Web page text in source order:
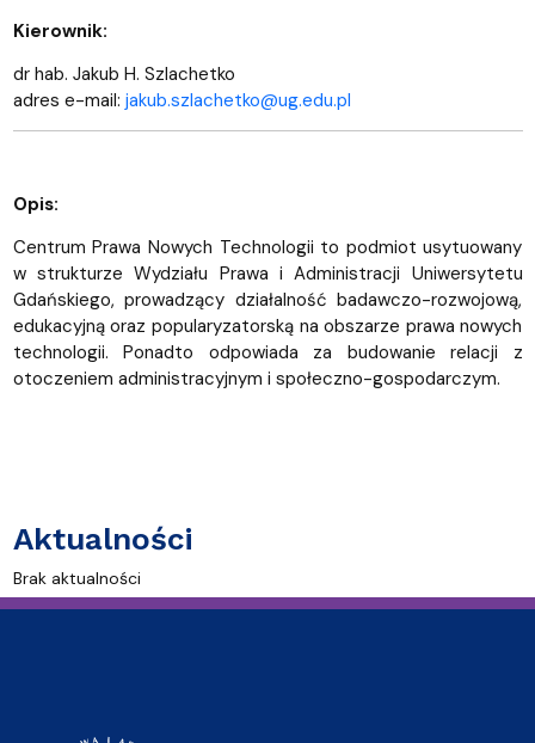
Kierownik:
dr hab. Jakub H. Szlachetko
adres e-mail: jakub.szlachetko@ug.edu.pl
Opis:
Centrum Prawa Nowych Technologii to podmiot usytuowany
w strukturze Wydziału Prawa i Administracji Uniwersytetu
Gdańskiego, prowadzący działalność badawczo-rozwojową,
edukacyjną oraz popularyzatorską na obszarze prawa nowych
technologii. Ponadto odpowiada za budowanie relacji z
otoczeniem administracyjnym i społeczno-gospodarczym.
Aktualności
Brak aktualności